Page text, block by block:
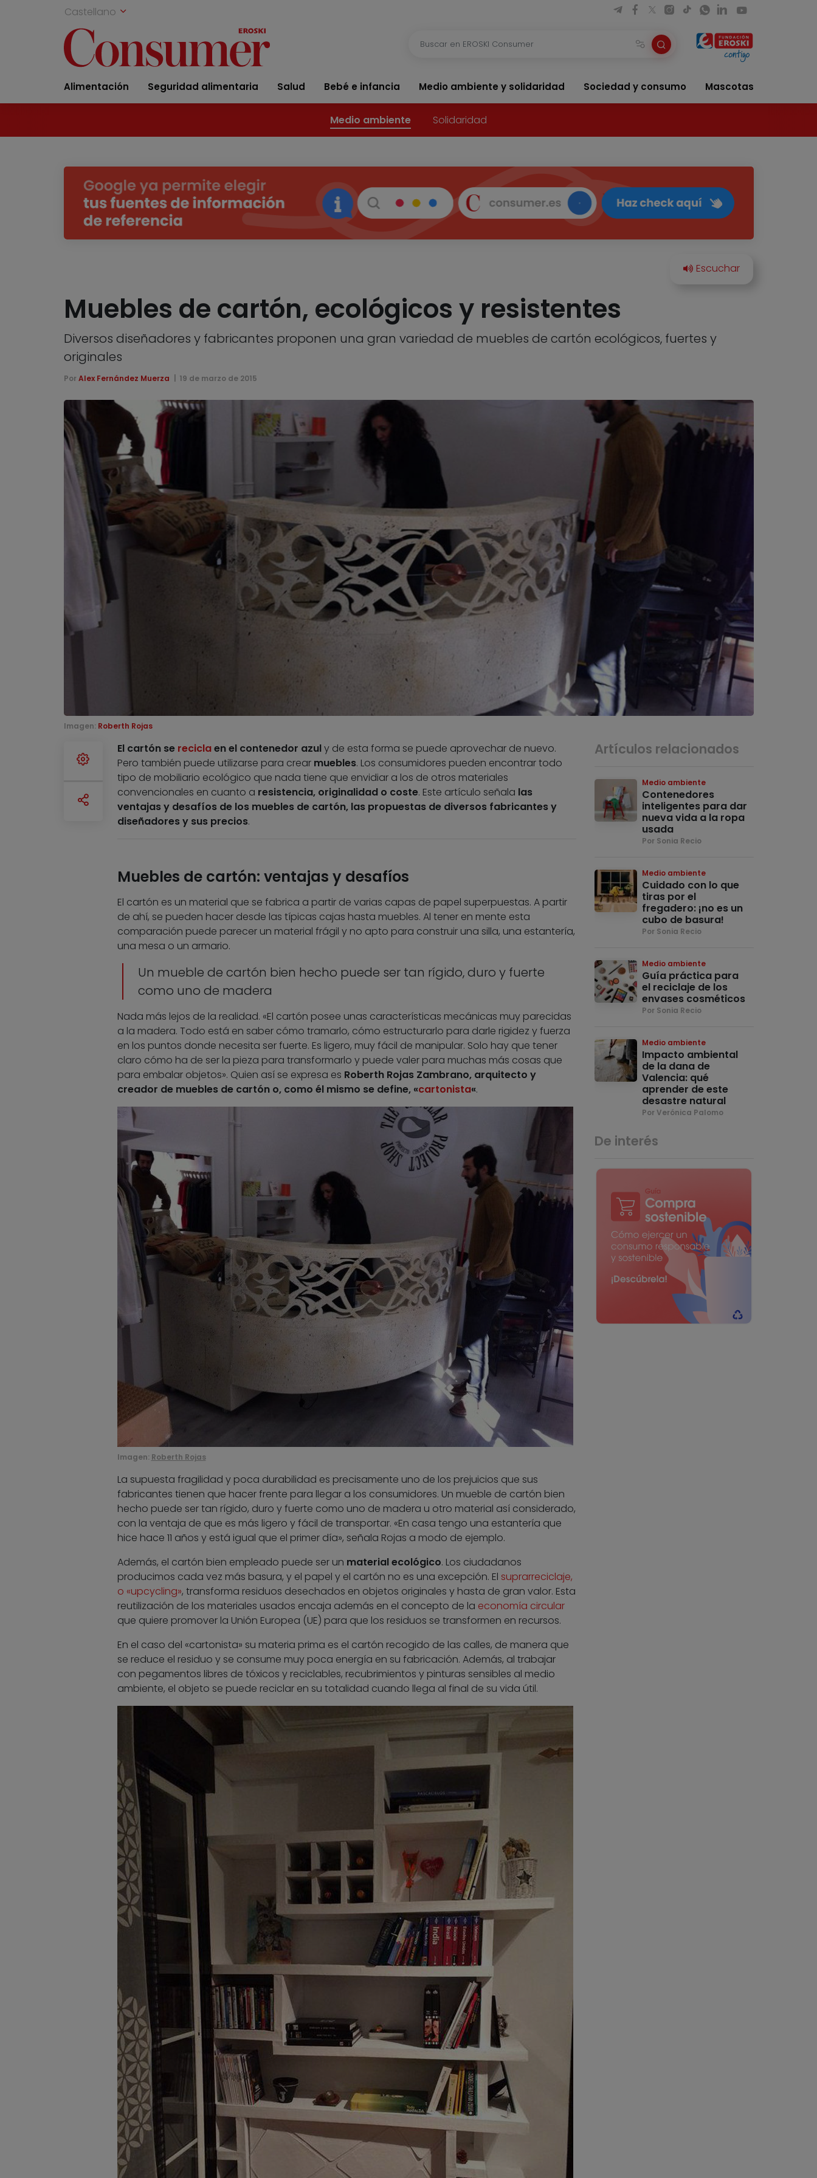
Castellano
Alimentación Seguridad alimentaria Salud Bebé e infancia Medio ambiente y solidaridad Sociedad y consumo Mascotas
Medio ambiente Solidaridad
Muebles de cartón, ecológicos y resistentes
Diversos diseñadores y fabricantes proponen una gran variedad de muebles de cartón ecológicos, fuertes y
originales
Por Alex Fernández Muerza 19 de marzo de 2015
Imagen: Roberth Rojas
El cartón se reciclaen el contenedor azuly de esta forma se puede aprovechar de nuevo.
Pero también puede utilizarse para crear muebles. Los consumidores pueden encontrar todo
tipo de mobiliario ecológico que nada tiene que envidiar a los de otros materiales
convencionales en cuanto a resistencia, originalidad o coste. Este artículo señala las
ventajas y desafíos de los muebles de cartón, las propuestas de diversos fabricantes y
diseñadores y sus precios.
Muebles de cartón: ventajas y desafíos
El cartón es un material que se fabrica a partir de varias capas de papel superpuestas. A partir
de ahí, se pueden hacer desde las típicas cajas hasta muebles. Al tener en mente esta
comparación puede parecer un material frágil y no apto para construir una silla, una estantería,
una mesa o un armario.
Un mueble de cartón bien hecho puede ser tan rígido, duro y fuerte
como uno de madera
Nada más lejos de la realidad. «El cartón posee unas características mecánicas muy parecidas
a la madera. Todo está en saber cómo tramarlo, cómo estructurarlo para darle rigidez y fuerza
en los puntos donde necesita ser fuerte. Es ligero, muy fácil de manipular. Solo hay que tener
claro cómo ha de ser la pieza para transformarlo y puede valer para muchas más cosas que
para embalar objetos». Quien así se expresa es Roberth Rojas Zambrano, arquitecto y
creador de muebles de cartón o, como él mismo se define, «cartonista«.
Imagen: Roberth Rojas
La supuesta fragilidad y poca durabilidad es precisamente uno de los prejuicios que sus
fabricantes tienen que hacer frente para llegar a los consumidores. Un mueble de cartón bien
hecho puede ser tan rígido, duro y fuerte como uno de madera u otro material así considerado,
con la ventaja de que es más ligero y fácil de transportar. «En casa tengo una estantería que
hice hace 11 años y está igual que el primer día», señala Rojas a modo de ejemplo.
Además, el cartón bien empleado puede ser un material ecológico. Los ciudadanos
producimos cada vez más basura, y el papel y el cartón no es una excepción. El suprarreciclaje,
o «upcycling», transforma residuos desechados en objetos originales y hasta de gran valor. Esta
reutilización de los materiales usados encaja además en el concepto de la economía circular
que quiere promover la Unión Europea (UE) para que los residuos se transformen en recursos.
En el caso del «cartonista» su materia prima es el cartón recogido de las calles, de manera que
se reduce el residuo y se consume muy poca energía en su fabricación. Además, al trabajar
con pegamentos libres de tóxicos y reciclables, recubrimientos y pinturas sensibles al medio
ambiente, el objeto se puede reciclar en su totalidad cuando llega al final de su vida útil.
Artículos relacionados
Medio ambiente
Contenedores
inteligentes para dar
nueva vida a la ropa
usada
Por Sonia Recio
Medio ambiente
Cuidado con lo que
tiras por el
fregadero: ¡no es un
cubo de basura!
Por Sonia Recio
Medio ambiente
Guía práctica para
el reciclaje de los
envases cosméticos
Por Sonia Recio
Medio ambiente
Impacto ambiental
de la dana de
Valencia: qué
aprender de este
desastre natural
Por Verónica Palomo
De interés